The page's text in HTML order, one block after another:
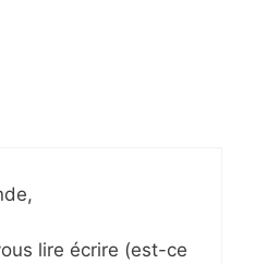
lire écrire (est-ce